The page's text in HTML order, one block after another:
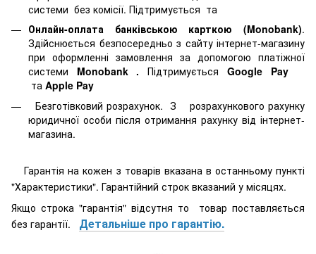
системи без комісії. Підтримується та
Онлайн-оплата банківською карткою (Monobank).
Здійснюється безпосередньо з сайту інтернет-магазину
при оформленні замовлення за допомогою платіжної
системи Monobank .Підтримується Google Pay
та Apple Pay
Безготівковий розрахунок. З розрахункового рахунку
юридичної особи після отримання рахунку від інтернет-
магазина.
Гарантія на кожен з товарів вказана в останньому пункті
"Характеристики". Гарантійний строк вказаний у місяцях.
Якщо строка "гарантія" відсутня то товар поставляється
без гарантії. Детальніше про гарантію.